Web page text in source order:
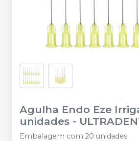
Agulha Endo Eze
unidades -
Embalagem com 20 unidades